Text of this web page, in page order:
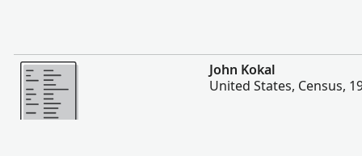
Lebih
John Kokal
United States, Census,